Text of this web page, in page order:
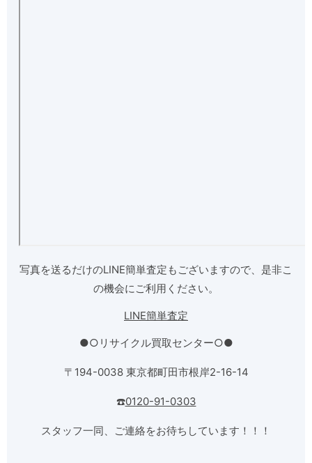
写真を送るだけのLINE簡単査定もございますので、是非こ
の機会にご利用ください。
LINE簡単査定
●○リサイクル買取センター○●
〒194-0038 東京都町田市根岸2-16-14
☎️0120-91-0303
スタッフ一同、ご連絡をお待ちしています！！！